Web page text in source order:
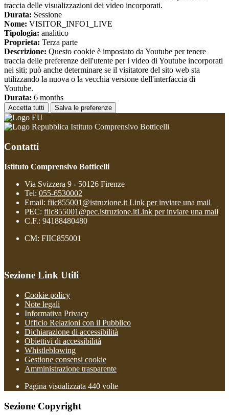
traccia delle visualizzazioni dei video incorporati.
Durata: Sessione
Nome: VISITOR_INFO1_LIVE
Tipologia: analitico
Proprieta: Terza parte
Descrizione: Questo cookie è impostato da Youtube per tenere
traccia delle preferenze dell'utente per i video di Youtube incorporati
nei siti; può anche determinare se il visitatore del sito web sta
utilizzando la nuova o la vecchia versione dell'interfaccia di
Youtube.
Durata: 6 months
Accetta tutti Salva le preferenze
Istituto Comprensivo Botticelli
Contatti
Istituto Comprensivo Botticelli
Via Svizzera 9 - 50126 Firenze
Tel: 055-6530002
Email: fiic855001@istruzione.it Link per inviare una mail
PEC: fiic855001@pec.istruzione.itLink per inviare una mail
C.F.: 94188480480
CM: FIIC855001
Sezione Link Utili
Cookie policy
Note legali
Informativa Privacy
Ufficio Relazioni con il Pubblico
Dichiarazione di accessibilità
Obiettivi di accessibilità
Whistleblowing
Gestione consensi cookie
Amministrazione trasparente
Pagina visualizzata 440 volte
Sezione Copyright